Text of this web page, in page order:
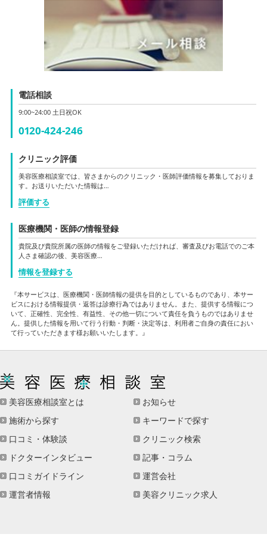
電話相談
9:00~24:00 土日祝OK
0120-424-246
クリニック評価
美容医療相談室では、皆さまからのクリニック・医師評価情報を募集しておりま
す。お送りいただいた情報は…
評価する
医療機関・医師の情報登録
貴院及び貴院所属の医師の情報をご登録いただければ、審査及びお電話でのご本
人さま確認の後、美容医療…
情報を登録する
『本サービスは、医療機関・医師情報の提供を目的としているものであり、本サー
ビスにおける情報提供・返答は診療行為ではありません。また、提供する情報につ
いて、正確性、完全性、有益性、その他一切について責任を負うものではありませ
ん。提供した情報を用いて行う行動・判断・決定等は、利用者ご自身の責任におい
て行っていただきます様お願いいたします。』
美容医療相談室とは
お知らせ
施術から探す
キーワードで探す
口コミ・体験談
クリニック検索
ドクターインタビュー
記事・コラム
口コミガイドライン
運営会社
運営者情報
美容クリニック求人